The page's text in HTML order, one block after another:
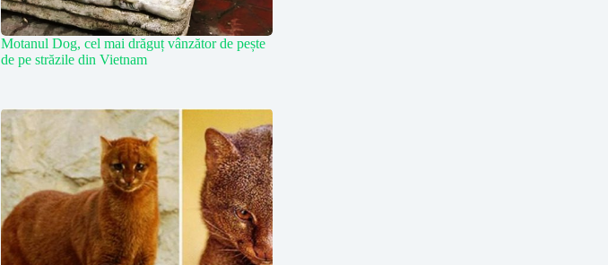
Motanul Dog, cel mai drăguț vânzător de pește
de pe străzile din Vietnam